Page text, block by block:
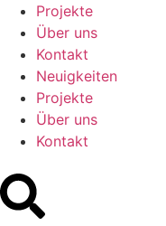
Projekte
Über uns
Kontakt
Neuigkeiten
Projekte
Über uns
Kontakt